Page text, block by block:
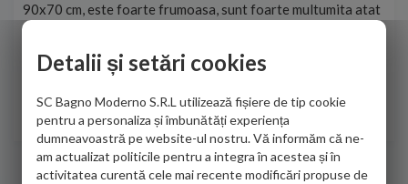
90x70 cm, este foarte frumoasa, sunt foarte multumita atat
de personalul firmei dvs. cu care am colaborat in obtinerea
adus coletul in siguranta.Numai bine, va doresc!
Sofrone Viviana -28.07.2026
Detalii și setări cookies
SC Bagno Moderno S.R.L utilizează fișiere de tip cookie
pentru a personaliza și îmbunătăți experiența
dumneavoastră pe website-ul nostru. Vă informăm că ne-
am actualizat politicile pentru a integra în acestea și în
activitatea curentă cele mai recente modificări propuse de